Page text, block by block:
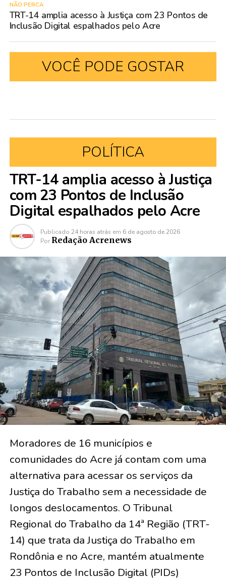
NÃO PERCA
TRT-14 amplia acesso à Justiça com 23 Pontos de
Inclusão Digital espalhados pelo Acre
VOCÊ PODE GOSTAR
POLÍTICA
TRT-14 amplia acesso à Justiça
com 23 Pontos de Inclusão
Digital espalhados pelo Acre
Publicado 24 horas atrás em 6 de agosto de 2026
Por Redação Acrenews
Moradores de 16 municípios e
comunidades do Acre já contam com uma
alternativa para acessar os serviços da
Justiça do Trabalho sem a necessidade de
longos deslocamentos. O Tribunal
Regional do Trabalho da 14ª Região (TRT-
14) que trata da Justiça do Trabalho em
Rondônia e no Acre, mantém atualmente
23 Pontos de Inclusão Digital (PIDs)